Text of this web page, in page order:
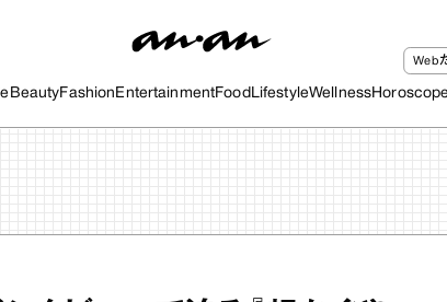
BeautyFashion EntertainmentFood LifestyleWellness
Web